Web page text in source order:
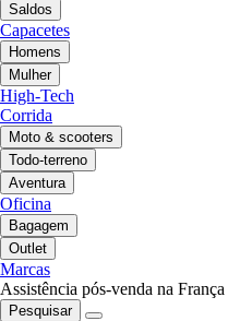
Saldos
Capacetes
Homens
Mulher
High-Tech
Corrida
Moto & scooters
Todo-terreno
Aventura
Oficina
Bagagem
Outlet
Marcas
Assistência pós-venda na França
Pesquisar